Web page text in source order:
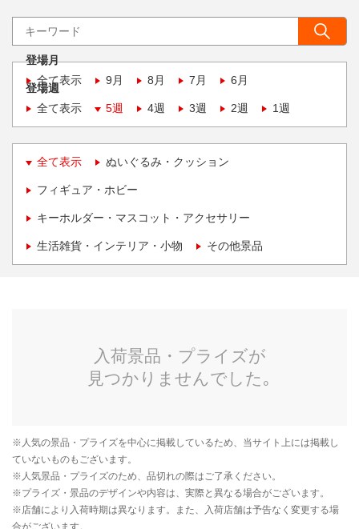
登場月
全て表示
9月 8月 7月 6月
登場週
全て表示
5週 4週 3週 2週 1週
全て表示 ぬいぐるみ・クッション
フィギュア・ホビー
キーホルダー・マスコット・アクセサリー
生活雑貨・インテリア・小物 その他景品